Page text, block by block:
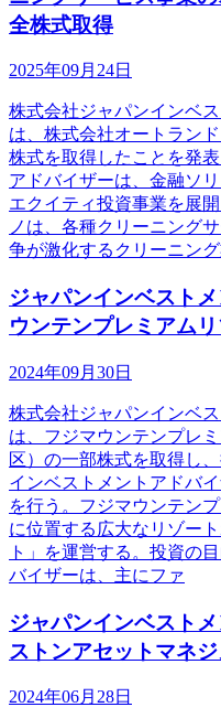
全株式取得
2025年09月24日
株式会社ジャパンインベ
は、株式会社オートラン
株式を取得したことを発
アドバイザーは、金融ソ
エクイティ投資事業を展
ノは、各種クリーニング
争が激化するクリーニン
ジャパンインベスト
ウンテンプレミアム
2024年09月30日
株式会社ジャパンインベ
は、フジマウンテンプレ
区）の一部株式を取得し
インベストメントアドバ
を行う。フジマウンテン
に位置する広大なリゾー
ト」を運営する。投資の
バイザーは、主にファ
ジャパンインベスト
ストンアセットマネ
2024年06月28日